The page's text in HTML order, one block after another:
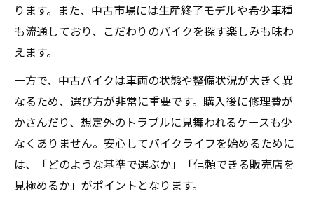
察
新車と中古どちらが自分に合う選択か
バイク中古のメリットデメリットを徹底比
較
用途別に見るバイク新車中古の選び方の違
い
バイク中古と新車の価格差を賢く判断する
方法
ります。また、中古市場には生産終了モデルや希少車種
も流通しており、こだわりのバイクを探す楽しみも味わ
えます。
一方で、中古バイクは車両の状態や整備状況が大きく異
なるため、選び方が非常に重要です。購入後に修理費が
かさんだり、想定外のトラブルに見舞われるケースも少
なくありません。安心してバイクライフを始めるために
は、「どのような基準で選ぶか」「信頼できる販売店を
見極めるか」がポイントとなります。